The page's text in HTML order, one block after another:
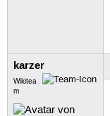
karzer
Wikitea
m